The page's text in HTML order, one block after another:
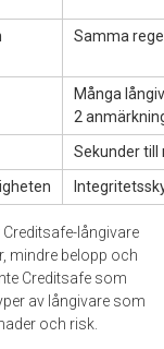
Samma
Många
2
Sekunder
långivare
mindre belopp och
Creditsafe som
av långivare som
och risk.